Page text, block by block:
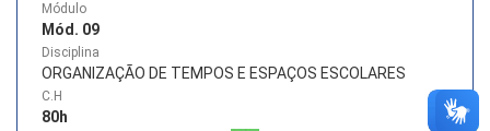
Módulo
Mód. 09
Disciplina
ORGANIZAÇÃO DE TEMPOS E ESPAÇOS ESCOLARES
C.H
80h